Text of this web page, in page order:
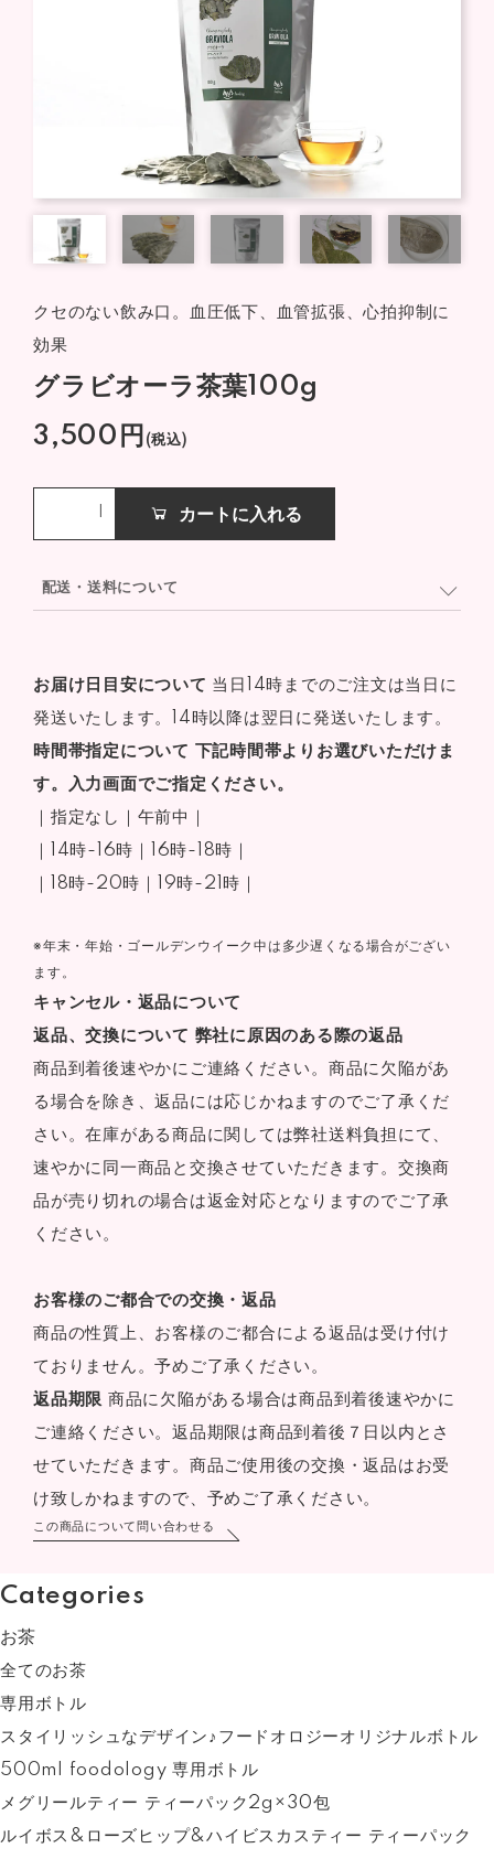
クセのない飲み口。血圧低下、血管拡張、心拍抑制に
効果
グラビオーラ茶葉100g
3,500円 (税込)
カートに入れる
配送・送料について
お届け日目安について 当日14時までのご注文は当日に
発送いたします。14時以降は翌日に発送いたします。
時間帯指定について 下記時間帯よりお選びいただけま
す。入力画面でご指定ください。
｜指定なし｜午前中｜
｜14時-16時｜16時-18時｜
｜18時-20時｜19時-21時｜
※年末・年始・ゴールデンウイーク中は多少遅くなる場合がござい
ます。
キャンセル・返品について
返品、交換について 弊社に原因のある際の返品
商品到着後速やかにご連絡ください。商品に欠陥があ
る場合を除き、返品には応じかねますのでご了承くだ
さい。在庫がある商品に関しては弊社送料負担にて、
速やかに同一商品と交換させていただきます。交換商
品が売り切れの場合は返金対応となりますのでご了承
ください。
お客様のご都合での交換・返品
商品の性質上、お客様のご都合による返品は受け付け
ておりません。予めご了承ください。
返品期限 商品に欠陥がある場合は商品到着後速やかに
ご連絡ください。返品期限は商品到着後７日以内とさ
せていただきます。商品ご使用後の交換・返品はお受
け致しかねますので、予めご了承ください。
この商品について問い合わせる
Categories
お茶
全てのお茶
専用ボトル
スタイリッシュなデザイン♪フードオロジーオリジナルボトル
500ml foodology 専用ボトル
メグリールティー ティーパック2g×30包
ルイボス&ローズヒップ&ハイビスカスティー ティーパック